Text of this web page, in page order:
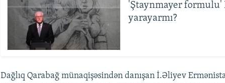
'Ştaynmayer formulu'
yarayarmı?
Dağlıq Qarabağ münaqişəsindən danışan İ.Əliyev